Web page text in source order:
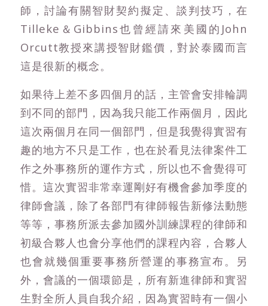
師，討論有關智財契約擬定、談判技巧，在
Tilleke＆Gibbins也曾經請來美國的John
Orcutt教授來講授智財鑑價，對於泰國而言
這是很新的概念。
如果待上差不多四個月的話，主管會安排輪調
到不同的部門，因為我只能工作兩個月，因此
這次兩個月在同一個部門，但是我覺得實習有
趣的地方不只是工作，也在於看見法律案件工
作之外事務所的運作方式，所以也不會覺得可
惜。這次實習非常幸運剛好有機會參加季度的
律師會議，除了各部門有律師報告新修法動態
等等，事務所派去參加國外訓練課程的律師和
初級合夥人也會分享他們的課程內容，合夥人
也會就幾個重要事務所營運的事務宣布。另
外，會議的一個環節是，所有新進律師和實習
生對全所人員自我介紹，因為實習時有一個小